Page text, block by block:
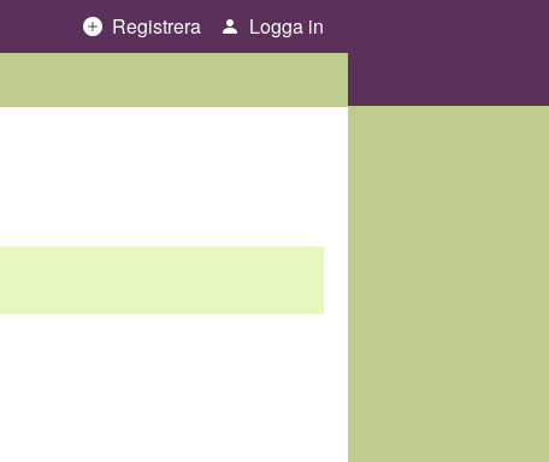
Registrera
Logga in